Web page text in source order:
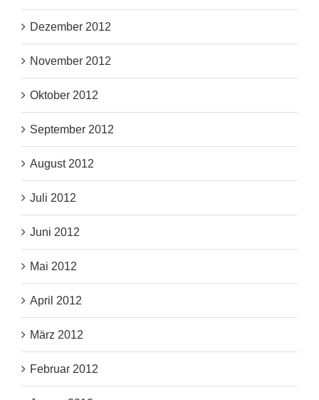
Dezember 2012
November 2012
Oktober 2012
September 2012
August 2012
Juli 2012
Juni 2012
Mai 2012
April 2012
März 2012
Februar 2012